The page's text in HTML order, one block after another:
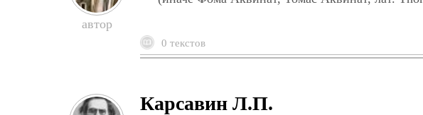
0 текстов
Карсавин Л.П.